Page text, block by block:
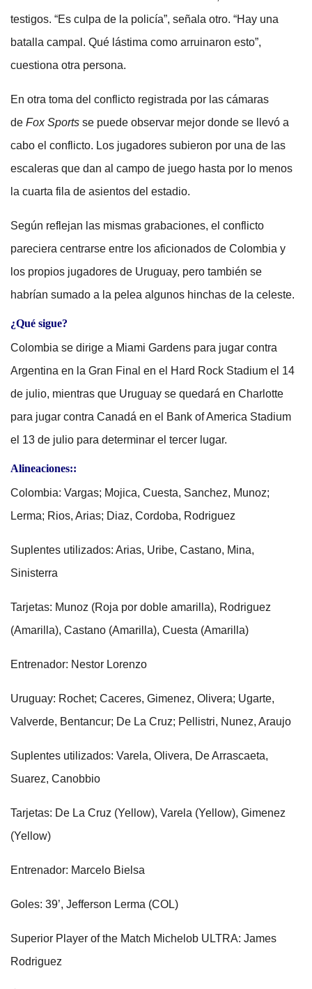
testigos. “Es culpa de la policía”, señala otro. “Hay una
batalla campal. Qué lástima como arruinaron esto”,
cuestiona otra persona.
En otra toma del conflicto registrada por las cámaras
de Fox Sports se puede observar mejor donde se llevó a
cabo el conflicto. Los jugadores subieron por una de las
escaleras que dan al campo de juego hasta por lo menos
la cuarta fila de asientos del estadio.
Según reflejan las mismas grabaciones, el conflicto
pareciera centrarse entre los aficionados de Colombia y
los propios jugadores de Uruguay, pero también se
habrían sumado a la pelea algunos hinchas de la celeste.
¿Qué sigue?
Colombia se dirige a Miami Gardens para jugar contra
Argentina en la Gran Final en el Hard Rock Stadium el 14
de julio, mientras que Uruguay se quedará en Charlotte
para jugar contra Canadá en el Bank of America Stadium
el 13 de julio para determinar el tercer lugar.
Alineaciones::
Colombia: Vargas; Mojica, Cuesta, Sanchez, Munoz;
Lerma; Rios, Arias; Diaz, Cordoba, Rodriguez
Suplentes utilizados: Arias, Uribe, Castano, Mina,
Sinisterra
Tarjetas: Munoz (Roja por doble amarilla), Rodriguez
(Amarilla), Castano (Amarilla), Cuesta (Amarilla)
Entrenador: Nestor Lorenzo
Uruguay: Rochet; Caceres, Gimenez, Olivera; Ugarte,
Valverde, Bentancur; De La Cruz; Pellistri, Nunez, Araujo
Suplentes utilizados: Varela, Olivera, De Arrascaeta,
Suarez, Canobbio
Tarjetas: De La Cruz (Yellow), Varela (Yellow), Gimenez
(Yellow)
Entrenador: Marcelo Bielsa
Goles: 39’, Jefferson Lerma (COL)
Superior Player of the Match Michelob ULTRA: James
Rodriguez